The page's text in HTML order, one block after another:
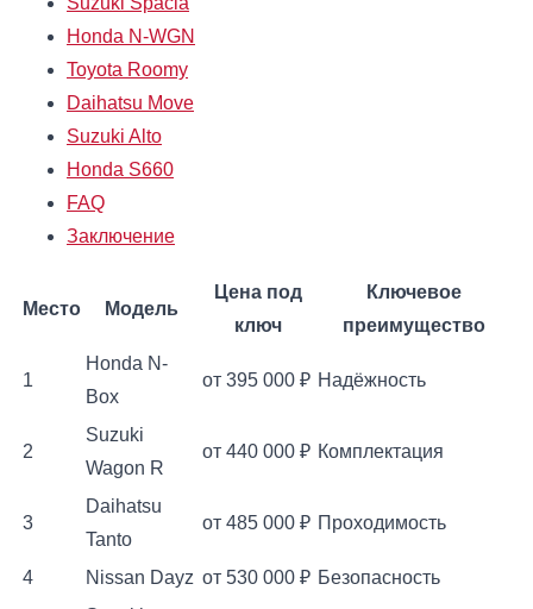
Honda N-WGN
Toyota Roomy
Daihatsu Move
Suzuki Alto
Honda S660
FAQ
Заключение
Место Модель
Цена под
ключ
Ключевое
преимущество
1
Honda N-
Box
от 395 000 ₽ Надёжность
2
Suzuki
Wagon R
от 440 000 ₽ Комплектация
3
Daihatsu
Tanto
от 485 000 ₽ Проходимость
4 Nissan Dayz от 530 000 ₽ Безопасность